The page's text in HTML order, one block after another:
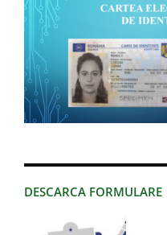
DESCARCA FORMULARE